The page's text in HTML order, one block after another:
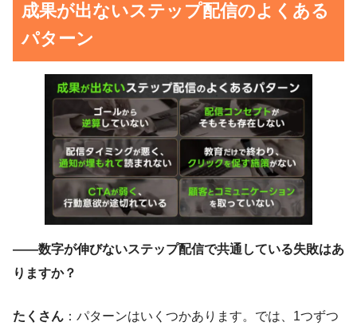
成果が出ないステップ配信のよくある
パターン
——数字が伸びないステップ配信で共通している失敗はあ
りますか？
たくさん ：パターンはいくつかあります。では、1つずつ